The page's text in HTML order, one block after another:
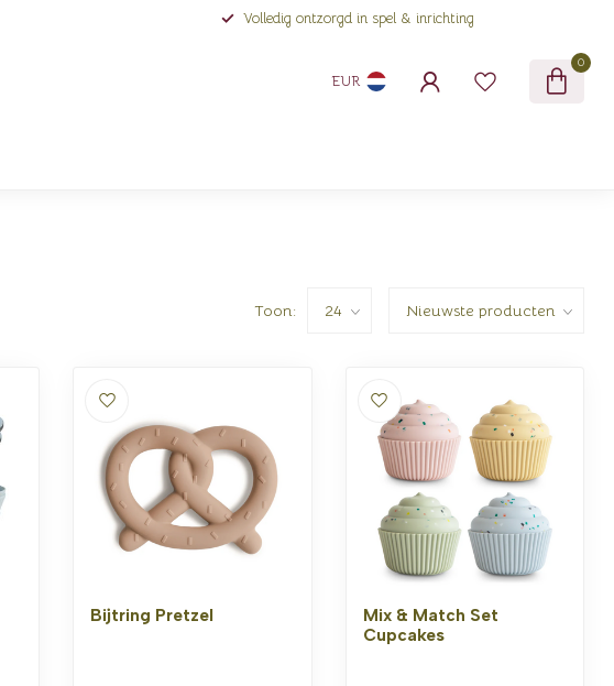
Volledig ontzorgd in spel & inrichting
EUR
0
Toon:
Bijtring Pretzel
Mix & Match Set
Cupcakes